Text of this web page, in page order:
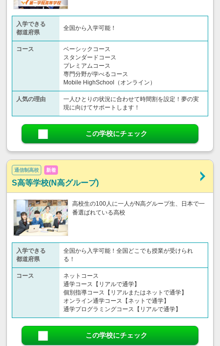
入学できる
都道府県
全国から入学可能！
コース
ベーシックコース
スタンダードコース
プレミアムコース
専門分野が学べるコース
Mobile HighSchool（オンライン）
人気の理由
一人ひとりの状況に合わせて時間割を設定！夢の実
現に向けてサポートします！
この学校にチェック
通信制高校 新着
S高等学校(N高グループ)
高校生の100人に一人がN高グループ生、日本で一
番選ばれている高校
入学できる
都道府県
全国から入学可能！全国どこでも授業が受けられ
る！
コース
ネットコース
通学コース【リアルで通学】
個別指導コース【リアルまたはネットで通学】
オンライン通学コース【ネットで通学】
通学プログラミングコース【リアルで通学】
この学校にチェック